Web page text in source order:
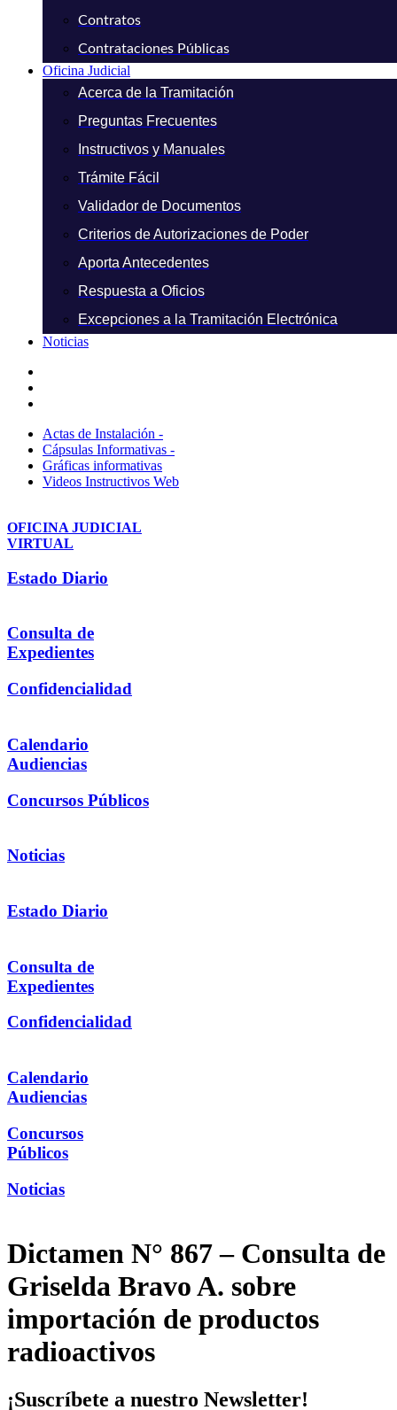
Contratos
Contrataciones Públicas
Oficina Judicial
Acerca de la Tramitación
Preguntas Frecuentes
Instructivos y Manuales
Trámite Fácil
Validador de Documentos
Criterios de Autorizaciones de Poder
Aporta Antecedentes
Respuesta a Oficios
Excepciones a la Tramitación Electrónica
Noticias
Actas de Instalación -
Cápsulas Informativas -
Gráficas informativas
Videos Instructivos Web
OFICINA JUDICIAL
VIRTUAL
Estado Diario
Consulta de
Expedientes
Confidencialidad
Calendario
Audiencias
Concursos Públicos
Noticias
Estado Diario
Consulta de
Expedientes
Confidencialidad
Calendario
Audiencias
Concursos
Públicos
Noticias
Dictamen N° 867 – Consulta de
Griselda Bravo A. sobre
importación de productos
radioactivos
¡Suscríbete a nuestro Newsletter!